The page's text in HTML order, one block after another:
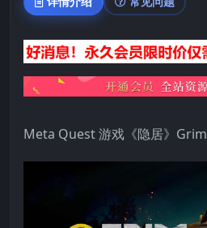
Meta Quest 游戏《隐居》Grim